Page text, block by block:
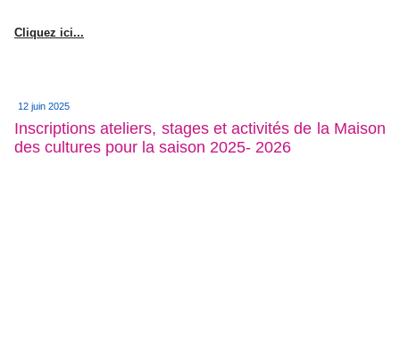
Cliquez ici...
12 juin 2025
Inscriptions ateliers, stages et activités de la Maison
des cultures pour la saison 2025- 2026